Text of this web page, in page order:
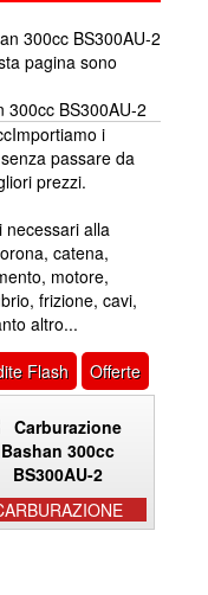
pagina sono
300cc BS300AU-2
Importiamo i
passare da
prezzi.
necessari alla
catena,
motore,
frizione, cavi,
altro...
Flash Offerte